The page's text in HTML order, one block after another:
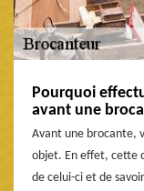
Pourquoi
avant une
Avant une brocante,
objet. En effet, cette
de celui-ci et de